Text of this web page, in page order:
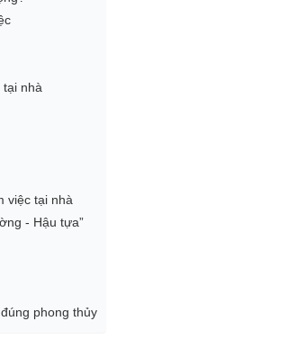
nhà
việc tại nhà
- Hậu tựa”
phong thủy